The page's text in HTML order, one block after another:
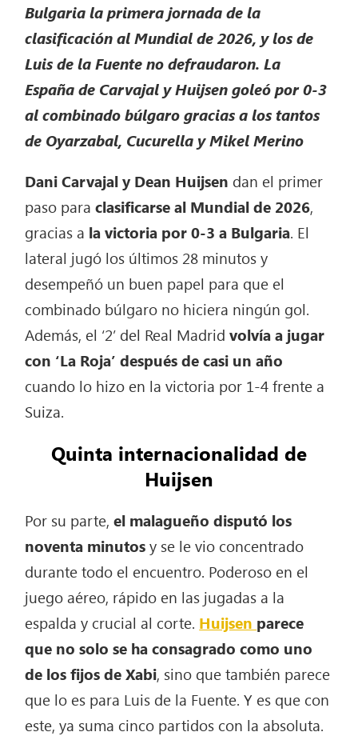
Bulgaria la primera jornada de la
clasificación al Mundial de 2026, y los de
Luis de la Fuente no defraudaron. La
España de Carvajal y Huijsen goleó por 0-3
al combinado búlgaro gracias a los tantos
de Oyarzabal, Cucurella y Mikel Merino
Dani Carvajal y Dean Huijsen dan el primer
paso paraclasificarse al Mundial de 2026,
gracias a la victoria por 0-3 a Bulgaria. El
lateral jugó los últimos 28 minutos y
desempeñó un buen papel para que el
combinado búlgaro no hiciera ningún gol.
Además, el ‘2’ del Real Madridvolvía a jugar
con ‘La Roja’ después de casi un año
cuando lo hizo en la victoria por 1-4 frente a
Suiza.
Quinta internacionalidad de
Huijsen
Por su parte,el malagueño disputó los
noventa minutosy se le vio concentrado
durante todo el encuentro. Poderoso en el
juego aéreo, rápido en las jugadas a la
espalda y crucial al corte. Huijsen parece
que no solo se ha consagrado como uno
de los fijos de Xabi, sino que también parece
que lo es para Luis de la Fuente. Y es que con
este, ya suma cinco partidos con la absoluta.